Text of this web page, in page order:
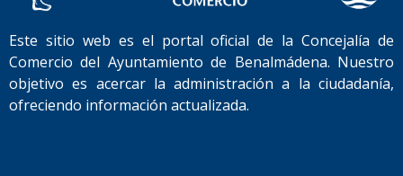
Este sitio web es el portal oficial de la Concejalía de
Comercio del Ayuntamiento de Benalmádena. Nuestro
objetivo es acercar la administración a la ciudadanía,
ofreciendo información actualizada.